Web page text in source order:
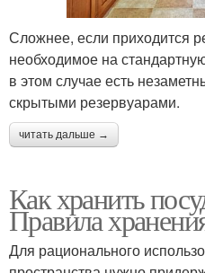
Сложнее, если приходится
необходимое на
в этом случае есть
скрытыми резервуарами.
читать дальше →
Как хранить
Правила
Для рационального